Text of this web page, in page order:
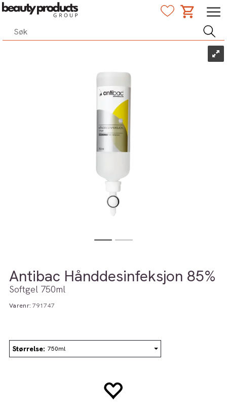
Antibac Hånddesinfeksjon 85%
Softgel 750ml
Varenr:791747
Størrelse 750ml